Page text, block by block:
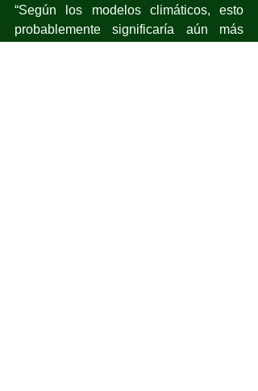
“Según los modelos climáticos, esto
probablemente significaría aún más